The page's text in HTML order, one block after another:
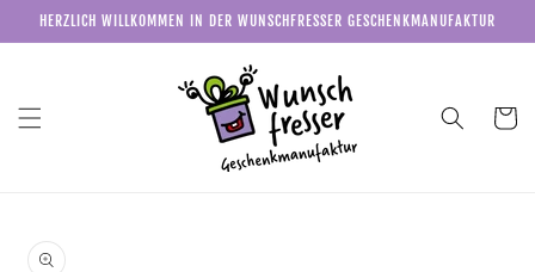
zum
Inhalt
HERZLICH WILLKOMMEN IN DER WUNSCHFRESSER GESCHENKMANUFAKTUR